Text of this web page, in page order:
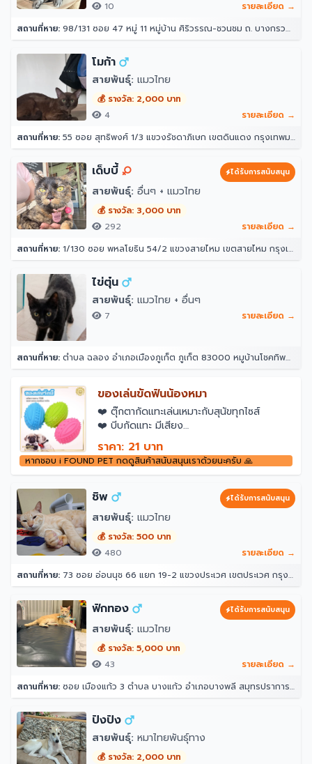
10
รายละเอียด →
สถานที่หาย: 98/131 ซอย 47 หมู่ 11 หมู่บ้าน ศิริวรรณ-ชวนชม ถ. บางกรวย - ไทรน้อย ตำบล บางบัวทอง อำเภอบางบัวทอง นนทบุรี 11110
โมก้า
สายพันธุ์: แมวไทย
💰 รางวัล: 2,000 บาท
4
รายละเอียด →
สถานที่หาย: 55 ซอย สุทธิพงศ์ 1/3 แขวงรัชดาภิเษก เขตดินแดง กรุงเทพมหานคร 10400
เด็บบี้ ได้รับการสนับสนุน
สายพันธุ์: อื่นๆ + แมวไทย
💰 รางวัล: 3,000 บาท
292
รายละเอียด →
สถานที่หาย: 1/130 ซอย พหลโยธิน 54/2 แขวงสายไหม เขตสายไหม กรุงเทพมหานคร 10220
ไข่ตุ๋น
สายพันธุ์: แมวไทย + อื่นๆ
7 รายละเอียด →
สถานที่หาย: ตำบล ฉลอง อำเภอเมืองภูเก็ต ภูเก็ต 83000 หมูบ้านโชคทิพย์ หลังวัดใต้
ของเล่นขัดฟันน้องหมา
❤️️ ตุ๊กตากัดแทะเล่นเหมาะกับสุนัขทุกไซส์
❤️️ บีบกัดแทะ มีเสียง
…………………………………
✨ วัสดุที่ใช้ในการผลิตสินค้า ✨
เนื้อผ้าและนุ่น ตัดเย็บอย่างดี ไม่ขาดง่าย
ราคา: 21 บาท
หากชอบ i FOUND PET กดดูสินค้าสนับสนุนเราด้วยนะครับ 🙏
ชิพ ได้รับการสนับสนุน
สายพันธุ์: แมวไทย
💰 รางวัล: 500 บาท
480
รายละเอียด →
สถานที่หาย: 73 ซอย อ่อนนุช 66 แยก 19-2 แขวงประเวศ เขตประเวศ กรุงเทพมหานคร 10250
ฟักทอง ได้รับการสนับสนุน
สายพันธุ์: แมวไทย
💰 รางวัล: 5,000 บาท
43
รายละเอียด →
สถานที่หาย: ซอย เมืองแก้ว 3 ตำบล บางแก้ว อำเภอบางพลี สมุทรปราการ 10540
ปังปัง
สายพันธุ์: หมาไทยพันธุ์ทาง
💰 รางวัล: 2,000 บาท